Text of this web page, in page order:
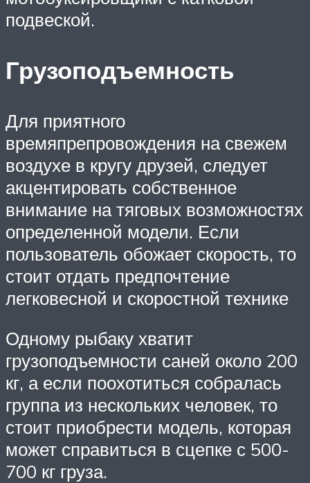
подвеской.
Грузоподъемность
Для приятного
времяпрепровождения на свежем
воздухе в кругу друзей, следует
акцентировать собственное
внимание на тяговых возможностях
определенной модели. Если
пользователь обожает скорость, то
стоит отдать предпочтение
легковесной и скоростной технике
Одному рыбаку хватит
грузоподъемности саней около 200
кг, а если поохотиться собралась
группа из нескольких человек, то
стоит приобрести модель, которая
может справиться в сцепке с 500-
700 кг груза.